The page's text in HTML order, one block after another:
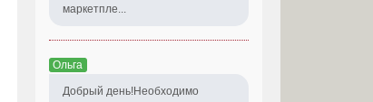
маркетпле...
Ольга
Добрый день!Необходимо